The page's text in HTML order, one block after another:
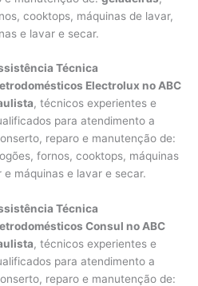
cooktops, máquinas de lavar,
e lavar e secar.
Técnica
Electrolux no ABC
, técnicos experientes e
para atendimento a
reparo e manutenção de:
fornos, cooktops, máquinas
máquinas e lavar e secar.
Técnica
Consul no ABC
, técnicos experientes e
para atendimento a
reparo e manutenção de: